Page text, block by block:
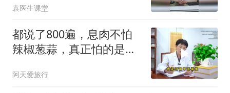
袁医生课堂
都说了800遍，息肉不怕
辣椒葱蒜，真正怕的是这
阿天爱旅行